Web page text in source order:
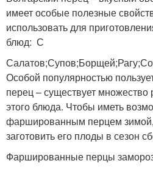
имеет особые полезные
использовать для
блюд: С
Особой популярностью
перец – существует множество
этого блюда. Чтобы иметь
фаршированным перцем
заготовить его плоды в сезон
Фаршированные перцы